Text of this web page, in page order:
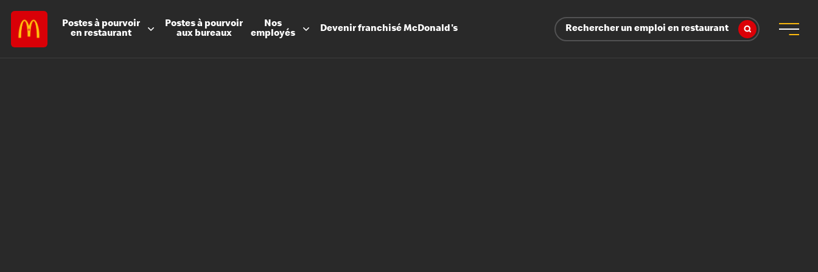
Postes à pourvoir
en restaurant
Postes à pourvoir
aux bureaux
Nos
employés
DevenirfranchiséMcDonald's Rechercher un emploi en restaurant